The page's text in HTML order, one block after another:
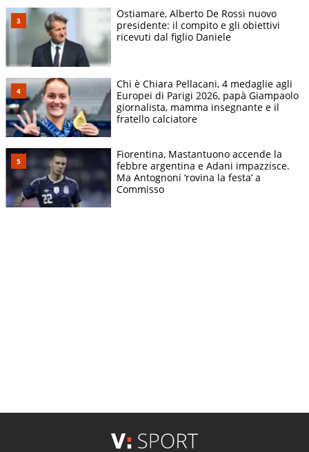
Ostiamare, Alberto De Rossi nuovo
presidente: il compito e gli obiettivi
ricevuti dal figlio Daniele
Chi è Chiara Pellacani, 4 medaglie agli
Europei di Parigi 2026, papà Giampaolo
giornalista, mamma insegnante e il
fratello calciatore
Fiorentina, Mastantuono accende la
febbre argentina e Adani impazzisce.
Ma Antognoni ‘rovina la festa’ a
Commisso